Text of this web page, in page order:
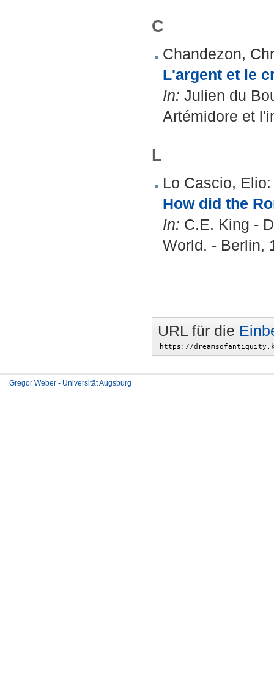
C
Chandezon,
L'argent et le
In: Julien du
Artémidore et
L
Lo Cascio, Elio:
How did the
In: C.E. King -
World. - Berlin,
URL für die
Gregor Weber - Universität Augsburg